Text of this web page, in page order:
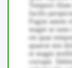
Tempore
facilis
Fugiat autem
magni ut
est quae
quaerat nisi
et magni
corrupti.